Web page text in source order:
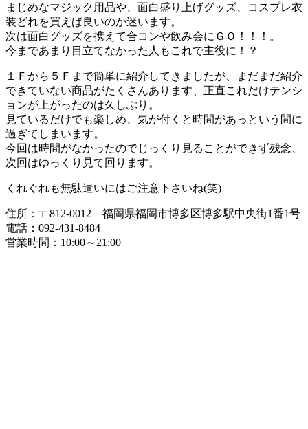
まじめなマジック用品や、面白盛り上げグッズ、コスプレ衣
装どれを買えば良いのか迷います。
次は面白グッズを携えて合コンや飲み会にＧＯ！！！。
今まであまり目立てなかった人もこれで主役に！？
１Ｆから５Ｆまで簡単に紹介してきましたが、まだまだ紹介
できていない商品がたくさんあります、正直これだけテンシ
ョンが上がったのは久しぶり。
見ているだけでも楽しめ、気が付くと時間があっという間に
過ぎてしまいます。
今回は時間がなかったのでじっくり見ることができず残念、
次回はゆっくり見て回ります。
くれぐれも無駄遣いにはご注意下さいね(笑)
住所：〒812-0012 福岡県福岡市博多区博多駅中央街1番1号
電話：092-431-8484
営業時間：10:00～21:00